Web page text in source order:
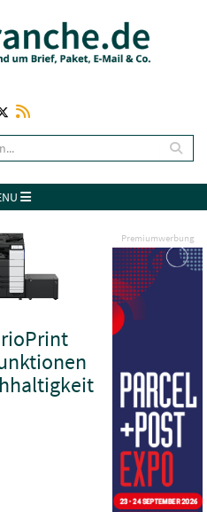
Premiumwerbung